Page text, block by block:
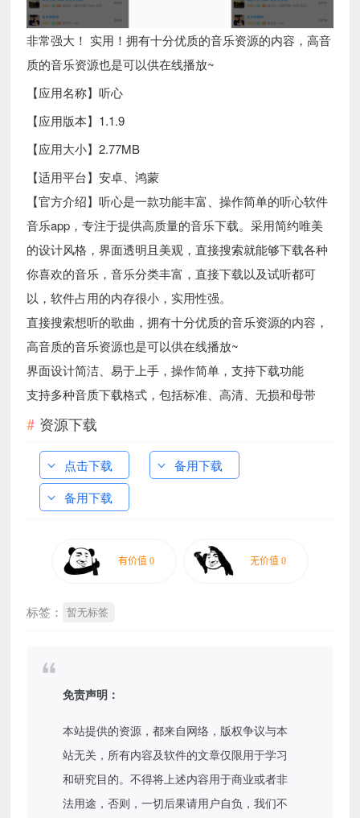
非常强大！ 实用！拥有十分优质的音乐资源的内容，高音
质的音乐资源也是可以供在线播放~
【应用名称】听心
【应用版本】1.1.9
【应用大小】2.77MB
【适用平台】安卓、鸿蒙
【官方介绍】听心是一款功能丰富、操作简单的听心软件
音乐app，专注于提供高质量的音乐下载。采用简约唯美
的设计风格，界面透明且美观，直接搜索就能够下载各种
你喜欢的音乐，音乐分类丰富，直接下载以及试听都可
以，软件占用的内存很小，实用性强。
直接搜索想听的歌曲，拥有十分优质的音乐资源的内容，
高音质的音乐资源也是可以供在线播放~
界面设计简洁、易于上手，操作简单，支持下载功能
支持多种音质下载格式，包括标准、高清、无损和母带
资源下载
点击下载
备用下载
备用下载
标签： 暂无标签
免责声明：
本站提供的资源，都来自网络，版权争议与本
站无关，所有内容及软件的文章仅限用于学习
和研究目的。不得将上述内容用于商业或者非
法用途，否则，一切后果请用户自负，我们不